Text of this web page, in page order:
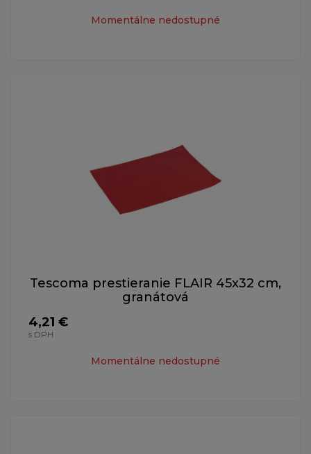
Momentálne nedostupné
Tescoma prestieranie FLAIR 45x32 cm,
granátová
4,21 €
s DPH
Momentálne nedostupné